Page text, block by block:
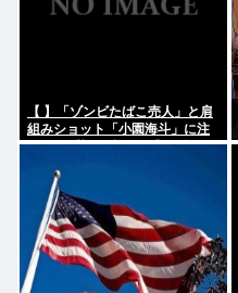
【 】「ゾンビたばこ売人」と肩
組みショット「小園海斗」に注
がれる”厳しい視線” 「レギュラ